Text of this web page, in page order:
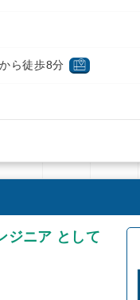
ら徒歩8分
ジニア として